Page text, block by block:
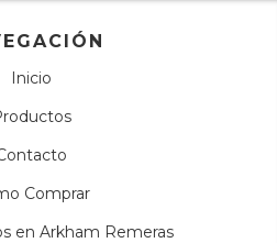
Inicio
Comprar
en Arkham Remeras